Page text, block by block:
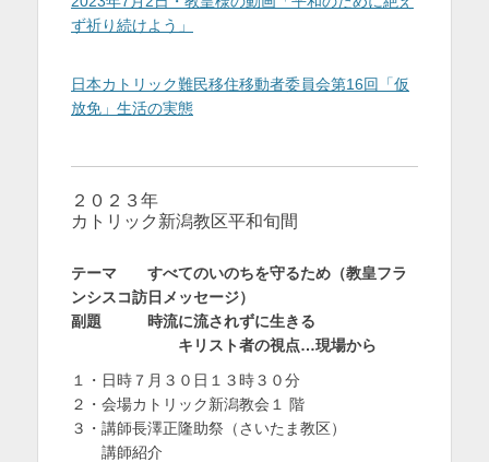
ず祈り続けよう」
日本カトリック難民移住移動者委員会第16回「仮
放免」生活の実態
２０２３年
カトリック新潟教区平和旬間
テーマ すべてのいのちを守るため（教皇フラ
ンシスコ訪日メッセージ）
副題 時流に流されずに生きる
キリスト者の視点…現場から
１・日時７月３０日１３時３０分
２・会場カトリック新潟教会１ 階
３・講師長澤正隆助祭（さいたま教区）
講師紹介